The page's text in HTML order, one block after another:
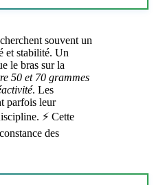
souvent un
et stabilité. Un
le bras sur la
50 et 70 grammes
. Les
parfois leur
⚡ Cette
des